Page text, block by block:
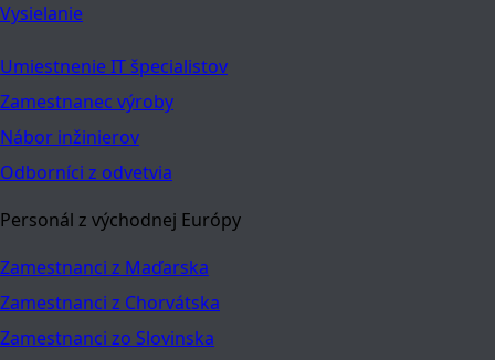
Vysielanie
Umiestnenie IT špecialistov
Zamestnanec výroby
Nábor inžinierov
Odborníci z odvetvia
Personál z východnej Európy
Zamestnanci z Maďarska
Zamestnanci z Chorvátska
Zamestnanci zo Slovinska